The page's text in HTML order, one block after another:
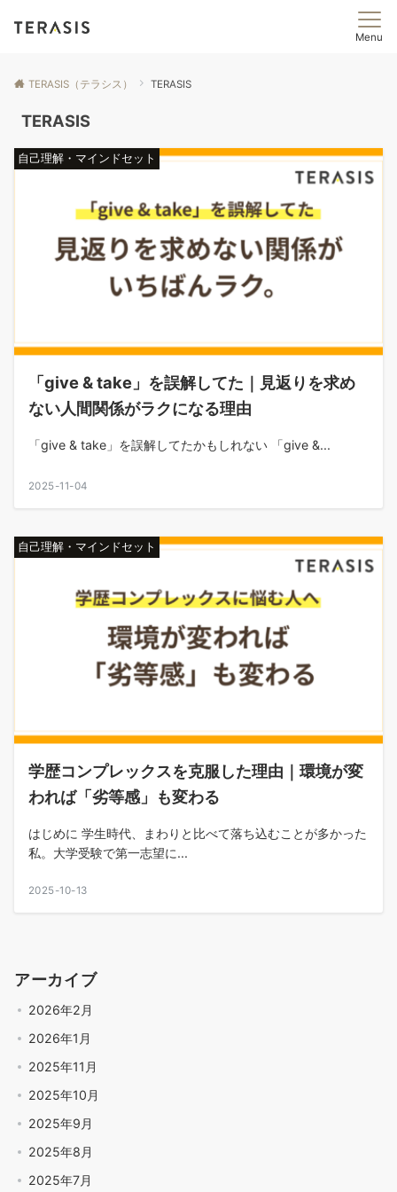
Menu
TERASIS（テラシス） TERASIS
TERASIS
自己理解・マインドセット
「give & take」を誤解してた｜見返りを求め
ない人間関係がラクになる理由
「give & take」を誤解してたかもしれない 「give &...
2025-11-04
自己理解・マインドセット
学歴コンプレックスを克服した理由｜環境が変
われば「劣等感」も変わる
はじめに 学生時代、まわりと比べて落ち込むことが多かった
私。大学受験で第一志望に...
2025-10-13
アーカイブ
2026年2月
2026年1月
2025年11月
2025年10月
2025年9月
2025年8月
2025年7月